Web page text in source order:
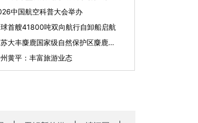
中国航空科普大会举办
首艘41800吨双向航行自卸船启航
江苏大丰麋鹿国家级自然保护区麋鹿种群数量已突破8800头
黄平：丰富旅游业态